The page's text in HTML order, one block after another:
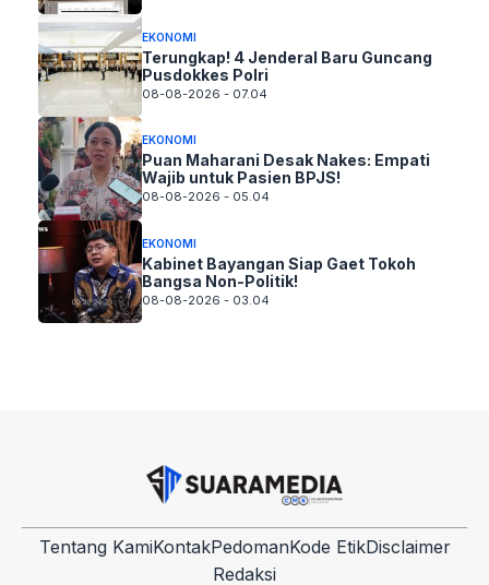
EKONOMI
Terungkap! 4 Jenderal Baru Guncang
Pusdokkes Polri
08-08-2026 - 07.04
EKONOMI
Puan Maharani Desak Nakes: Empati
Wajib untuk Pasien BPJS!
08-08-2026 - 05.04
EKONOMI
Kabinet Bayangan Siap Gaet Tokoh
Bangsa Non-Politik!
08-08-2026 - 03.04
Tentang KamiKontakPedomanKode EtikDisclaimer
Redaksi